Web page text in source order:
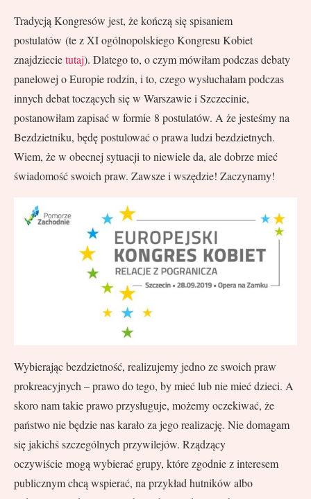
Tradycją Kongresów jest, że kończą się spisaniem
postulatów (te z XI ogólnopolskiego Kongresu Kobiet
znajdziecietutaj). Dlatego to, o czym mówiłam podczas debaty
panelowej o Europie rodzin, i to, czego wysłuchałam podczas
innych debat toczących się w Warszawie i Szczecinie,
postanowiłam zapisać w formie 8 postulatów. A że jesteśmy na
Bezdzietniku, będę postulować o prawa ludzi bezdzietnych.
Wiem, że w obecnej sytuacji to niewiele da, ale dobrze mieć
świadomość swoich praw. Zawsze i wszędzie! Zaczynamy!
Wybierając bezdzietność, realizujemy jedno ze swoich praw
prokreacyjnych – prawo do tego, by mieć lub nie mieć dzieci. A
skoro nam takie prawo przysługuje, możemy oczekiwać, że
państwo nie będzie nas karało za jego realizację. Nie domagam
się jakichś szczególnych przywilejów. Rządzący
oczywiście mogą wybierać grupy, które zgodnie z interesem
publicznym chcą wspierać, na przykład hutników albo